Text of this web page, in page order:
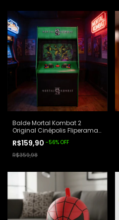
Balde Mortal Kombat 2
Original Cinépolis Fliperama
R$159,90 -56% OFF
R$359,98